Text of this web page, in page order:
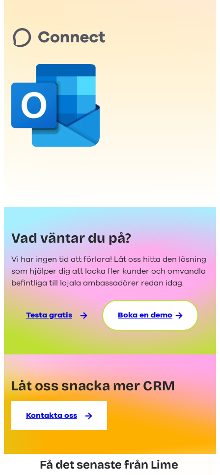
Vad väntar du på?
Vi har ingen tid att förlora! Låt oss hitta den lösning
som hjälper dig att locka fler kunder och omvandla
befintliga till lojala ambassadörer redan idag.
Testa gratis Boka en demo
Låt oss snacka mer CRM
Kontakta oss
Få det senaste från Lime